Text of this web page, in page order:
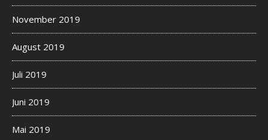
November 2019
August 2019
Juli 2019
Juni 2019
Mai 2019